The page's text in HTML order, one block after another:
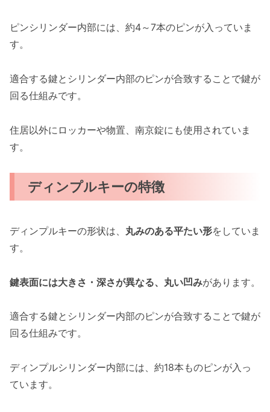
ピンシリンダー内部には、約4～7本のピンが入っていま
す。
適合する鍵とシリンダー内部のピンが合致することで鍵が
回る仕組みです。
住居以外にロッカーや物置、南京錠にも使用されていま
す。
ディンプルキーの特徴
ディンプルキーの形状は、 丸みのある平たい形をしていま
す。
鍵表面には大きさ・深さが異なる、丸い凹みがあります。
適合する鍵とシリンダー内部のピンが合致することで鍵が
回る仕組みです。
ディンプルシリンダー内部には、約18本ものピンが入っ
ています。